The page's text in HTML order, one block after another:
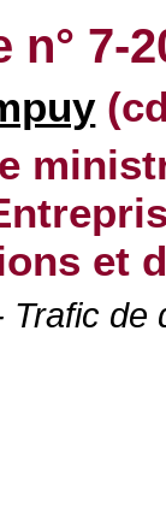
7-
et